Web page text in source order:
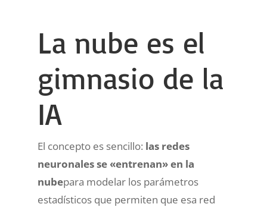
La nube es el
gimnasio de la
IA
El concepto es sencillo: las redes
neuronales se «entrenan» en la
nubepara modelar los parámetros
estadísticos que permiten que esa red